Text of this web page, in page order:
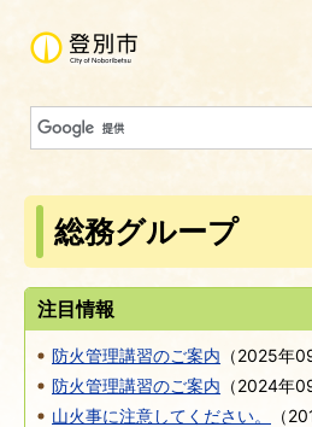
総務グループ
注目情報
防火管理講習のご案内 （2025年
防火管理講習のご案内 （2024年
山火事に注意してください。
（